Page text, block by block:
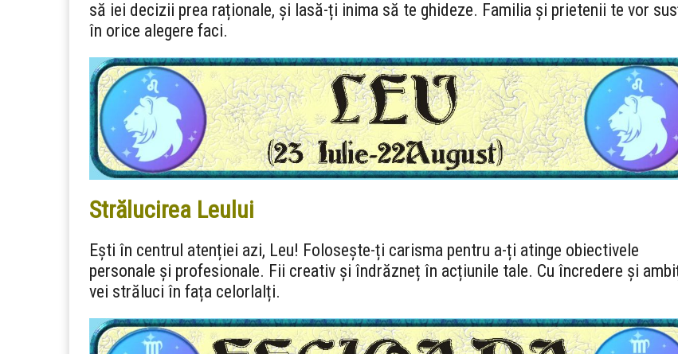
să iei decizii prea raționale, și lasă-ți inima să te ghideze. Familia și prietenii te vor
în orice alegere faci.
Strălucirea Leului
Ești în centrul atenției azi, Leu! Folosește-ți carisma pentru a-ți atinge obiectivele
personale și profesionale. Fii creativ și îndrăzneț în acțiunile tale. Cu încredere și
vei străluci în fața celorlalți.